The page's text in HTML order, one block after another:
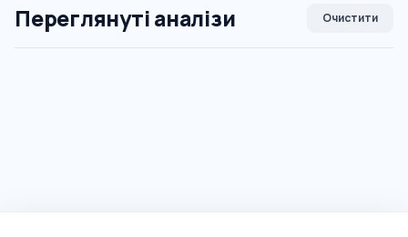
Переглянуті аналізи Очистити